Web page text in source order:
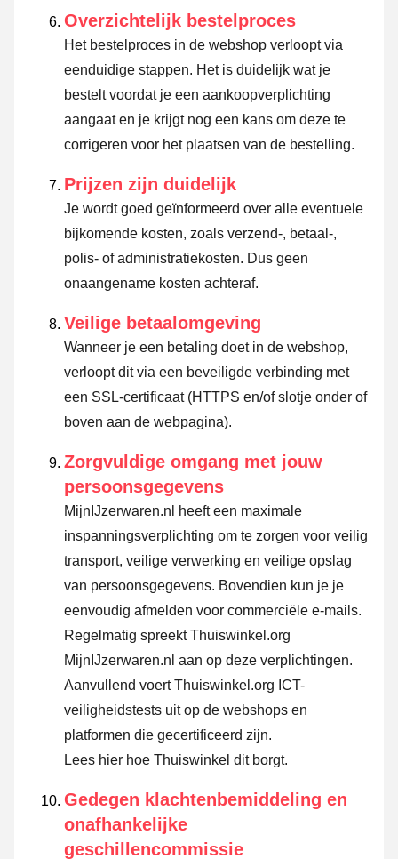
Overzichtelijk bestelproces
Het bestelproces in de webshop verloopt via
eenduidige stappen. Het is duidelijk wat je
bestelt voordat je een aankoopverplichting
aangaat en je krijgt nog een kans om deze te
corrigeren voor het plaatsen van de bestelling.
Prijzen zijn duidelijk
Je wordt goed geïnformeerd over alle eventuele
bijkomende kosten, zoals verzend-, betaal-,
polis- of administratiekosten. Dus geen
onaangename kosten achteraf.
Veilige betaalomgeving
Wanneer je een betaling doet in de webshop,
verloopt dit via een beveiligde verbinding met
een SSL-certificaat (HTTPS en/of slotje onder of
boven aan de webpagina).
Zorgvuldige omgang met jouw
persoonsgegevens
MijnIJzerwaren.nl heeft een maximale
inspanningsverplichting om te zorgen voor veilig
transport, veilige verwerking en veilige opslag
van persoonsgegevens. Bovendien kun je je
eenvoudig afmelden voor commerciële e-mails.
Regelmatig spreekt Thuiswinkel.org
MijnIJzerwaren.nl aan op deze verplichtingen.
Aanvullend voert Thuiswinkel.org ICT-
veiligheidstests uit op de webshops en
platformen die gecertificeerd zijn.
Lees hier hoe Thuiswinkel dit borgt.
Gedegen klachtenbemiddeling en
onafhankelijke
geschillencommissie